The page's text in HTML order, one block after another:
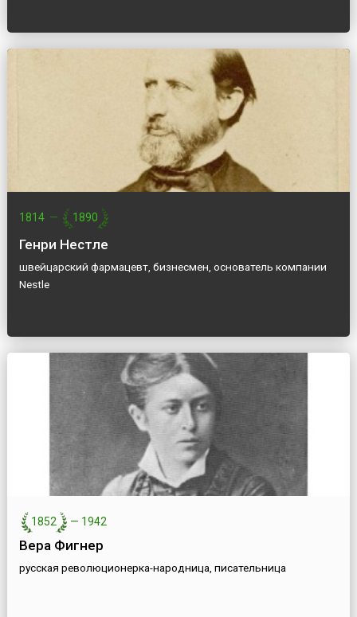
1814 — 1890
Генри Нестле
швейцарский фармацевт, бизнесмен, основатель компании
Nestle
1852 — 1942
Вера Фигнер
русская революционерка-народница, писательница